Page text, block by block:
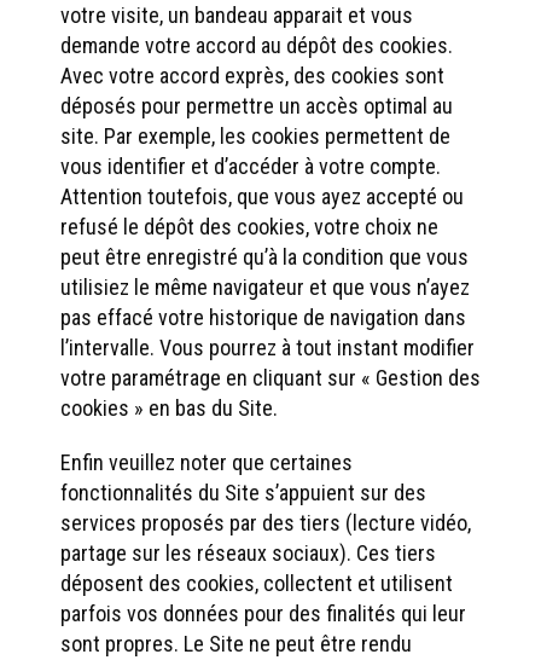
votre visite, un bandeau apparait et vous
demande votre accord au dépôt des cookies.
Avec votre accord exprès, des cookies sont
déposés pour permettre un accès optimal au
site. Par exemple, les cookies permettent de
vous identifier et d’accéder à votre compte.
Attention toutefois, que vous ayez accepté ou
refusé le dépôt des cookies, votre choix ne
peut être enregistré qu’à la condition que vous
utilisiez le même navigateur et que vous n’ayez
pas effacé votre historique de navigation dans
l’intervalle. Vous pourrez à tout instant modifier
votre paramétrage en cliquant sur « Gestion des
cookies » en bas du Site.
Enfin veuillez noter que certaines
fonctionnalités du Site s’appuient sur des
services proposés par des tiers (lecture vidéo,
partage sur les réseaux sociaux). Ces tiers
déposent des cookies, collectent et utilisent
parfois vos données pour des finalités qui leur
sont propres. Le Site ne peut être rendu